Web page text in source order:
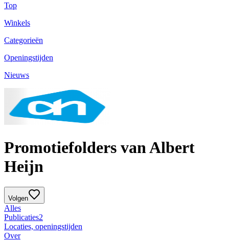
Top
Winkels
Categorieën
Openingstijden
Nieuws
Promotiefolders van Albert
Heijn
Volgen
Alles
Publicaties2
Locaties, openingstijden
Over